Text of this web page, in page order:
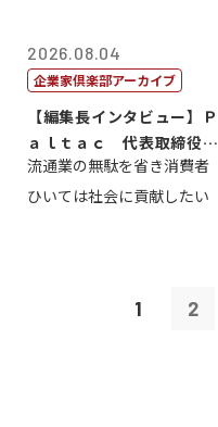
2026.08.04
企業家倶楽部アーカイブ
【編集長インタビュー】Ｐ
ａｌｔａｃ 代表取締役会
長三木田國夫
流通業の無駄を省き消費者
ひいては社会に貢献したい
1 2